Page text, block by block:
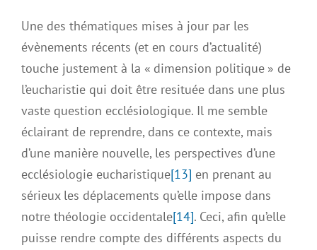
Une des thématiques mises à jour par les
évènements récents (et en cours d’actualité)
touche justement à la « dimension politique » de
l’eucharistie qui doit être resituée dans une plus
vaste question ecclésiologique. Il me semble
éclairant de reprendre, dans ce contexte, mais
d’une manière nouvelle, les perspectives d’une
ecclésiologie eucharistique[13] en prenant au
sérieux les déplacements qu’elle impose dans
notre théologie occidentale[14]. Ceci, afin qu’elle
puisse rendre compte des différents aspects du